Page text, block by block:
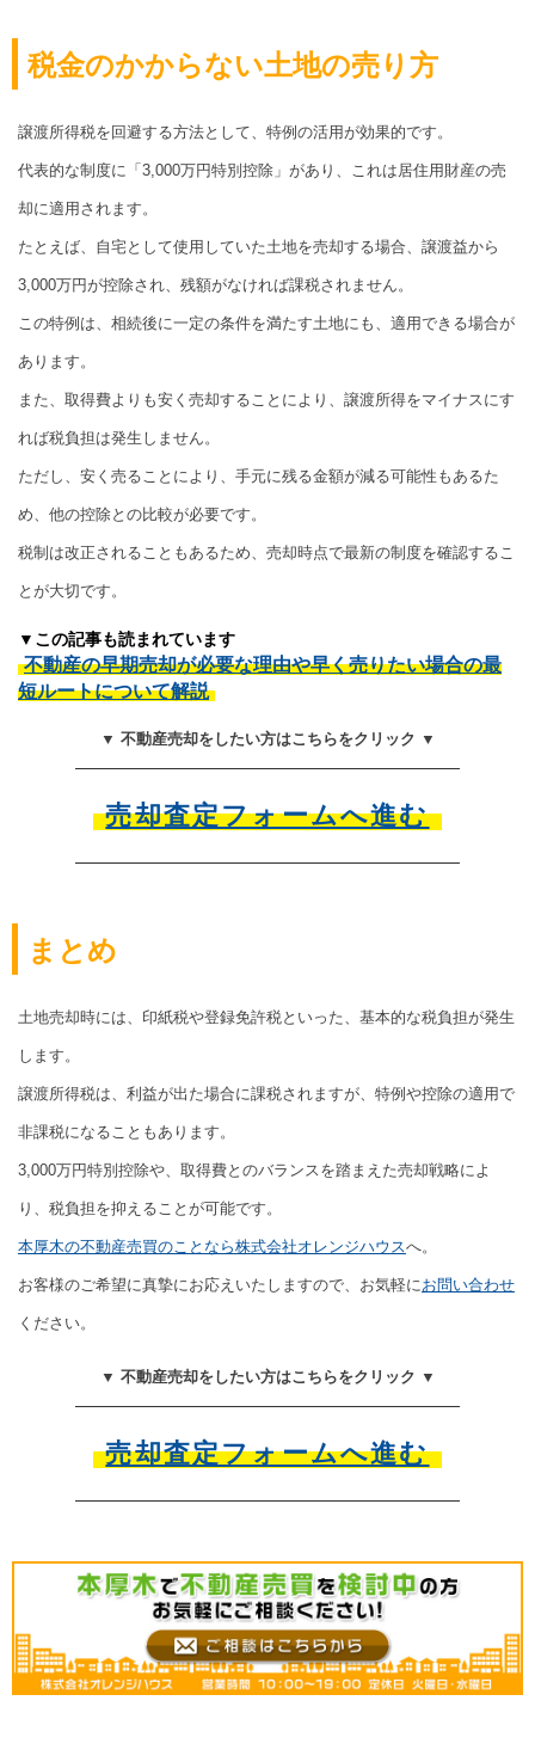
税金のかからない土地の売り方
譲渡所得税を回避する方法として、特例の活用が効果的です。
代表的な制度に「3,000万円特別控除」があり、これは居住用財産の売
却に適用されます。
たとえば、自宅として使用していた土地を売却する場合、譲渡益から
3,000万円が控除され、残額がなければ課税されません。
この特例は、相続後に一定の条件を満たす土地にも、適用できる場合が
あります。
また、取得費よりも安く売却することにより、譲渡所得をマイナスにす
れば税負担は発生しません。
ただし、安く売ることにより、手元に残る金額が減る可能性もあるた
め、他の控除との比較が必要です。
税制は改正されることもあるため、売却時点で最新の制度を確認するこ
とが大切です。
▼この記事も読まれています
不動産の早期売却が必要な理由や早く売りたい場合の最
短ルートについて解説
▼ 不動産売却をしたい方はこちらをクリック ▼
売却査定フォームへ進む
まとめ
土地売却時には、印紙税や登録免許税といった、基本的な税負担が発生
します。
譲渡所得税は、利益が出た場合に課税されますが、特例や控除の適用で
非課税になることもあります。
3,000万円特別控除や、取得費とのバランスを踏まえた売却戦略によ
り、税負担を抑えることが可能です。
本厚木の不動産売買のことなら株式会社オレンジハウスへ。
お客様のご希望に真摯にお応えいたしますので、お気軽にお問い合わせ
ください。
▼ 不動産売却をしたい方はこちらをクリック ▼
売却査定フォームへ進む